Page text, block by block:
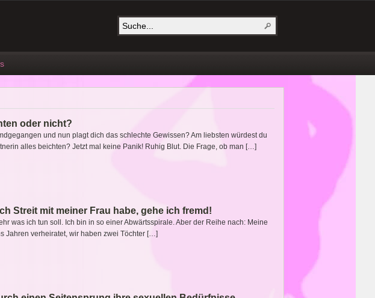
oder nicht?
und nun plagt dich das schlechte Gewissen? Am liebsten würdest du
alles beichten? Jetzt mal keine Panik! Ruhig Blut. Die Frage, ob man […]
Streit mit meiner Frau habe, gehe ich fremd!
was ich tun soll. Ich bin in so einer Abwärtsspirale. Aber der Reihe nach: Meine
Jahren verheiratet, wir haben zwei Töchter […]